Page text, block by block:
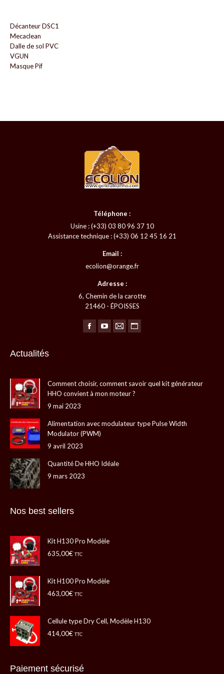
Décanteur DSC1
Mecaclean
Dalle de sol PVC
VGUN
Masque Pif
Téléphone :
Usine : (+33) 03 80 96 37 10
Assistance technique : (+33) 06 12 45 16 21
Email :
ecolion@orange.fr
Adresse :
6, Chemin de la carotte
21460 - ÉPOISSES
La
dans
une
fenêtre
La
dans
une
fenêtre
La
s'ouvre
dans
nouvelle
La
s'ouvre
dans
nouvelle
Actualités
Comment choisir, comment savoir quel kit générateur
HHO convient à mon moteur ?
9 mai 2023
Alimentation avec modulateur type Pulse Width
Modulator (PWM)
9 avril 2023
Quantité De HHO Idéale
9 mars 2023
Nos best sellers
Kit H130 Pro Modèle
635,00€ TTC
Kit H100 Pro Modèle
463,00€ TTC
Cellule type Dry Cell, Modèle H130
414,00€ TTC
Paiement sécurisé